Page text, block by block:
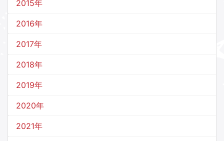
2015年
2016年
2017年
2018年
2019年
2020年
2021年